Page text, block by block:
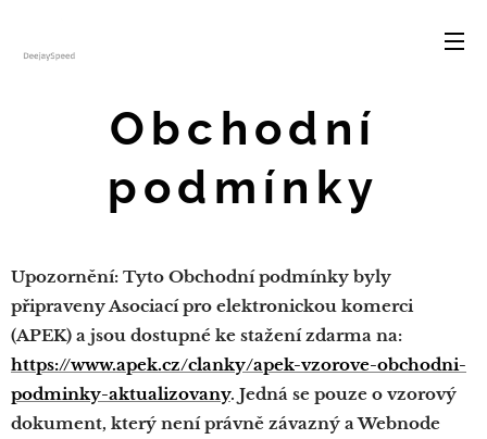
Obchodní
podmínky
Upozornění: Tyto Obchodní podmínky byly
připraveny Asociací pro elektronickou komerci
(APEK) a jsou dostupné ke stažení zdarma na:
https://www.apek.cz/clanky/apek-vzorove-obchodni-
podminky-aktualizovany. Jedná se pouze o vzorový
dokument, který není právně závazný a Webnode